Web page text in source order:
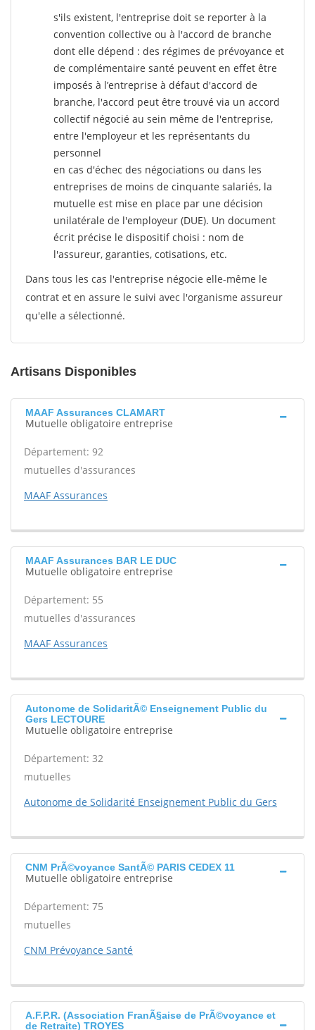
s'ils existent, l'entreprise doit se reporter à la
convention collective ou à l'accord de branche
dont elle dépend : des régimes de prévoyance et
de complémentaire santé peuvent en effet être
imposés à l’entreprise à défaut d'accord de
branche, l'accord peut être trouvé via un accord
collectif négocié au sein même de l'entreprise,
entre l'employeur et les représentants du
personnel
en cas d'échec des négociations ou dans les
entreprises de moins de cinquante salariés, la
mutuelle est mise en place par une décision
unilatérale de l'employeur (DUE). Un document
écrit précise le dispositif choisi : nom de
l'assureur, garanties, cotisations, etc.
Dans tous les cas l'entreprise négocie elle-même le
contrat et en assure le suivi avec l'organisme assureur
qu'elle a sélectionné.
Artisans Disponibles
MAAF Assurances CLAMART
Mutuelle obligatoire entreprise
Département: 92
mutuelles d'assurances
MAAF Assurances
MAAF Assurances BAR LE DUC
Mutuelle obligatoire entreprise
Département: 55
mutuelles d'assurances
MAAF Assurances
Autonome de SolidaritÃ© Enseignement Public du
Gers LECTOURE
Mutuelle obligatoire entreprise
Département: 32
mutuelles
Autonome de Solidarité Enseignement Public du Gers
CNM PrÃ©voyance SantÃ© PARIS CEDEX 11
Mutuelle obligatoire entreprise
Département: 75
mutuelles
CNM Prévoyance Santé
A.F.P.R. (Association FranÃ§aise de PrÃ©voyance et
de Retraite) TROYES